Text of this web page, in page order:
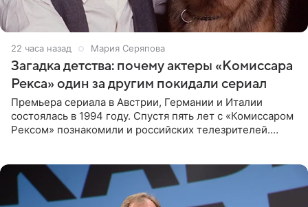
22 часа назад Мария Серяпова
Загадка детства: почему актеры «Комиссара
Рекса» один за другим покидали сериал
Премьера сериала в Австрии, Германии и Италии
состоялась в 1994 году. Спустя пять лет с «Комиссаром
Рексом» познакомили и российских телезрителей.